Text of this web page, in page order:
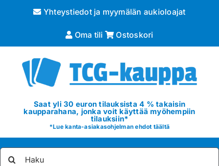
Yhteystiedot ja myymälän aukioloajat
Oma tili Ostoskori
Saat yli 30 euron tilauksista 4 % takaisin
kaupparahana, jonka voit käyttää myöhempiin
tilauksiin*
*Lue kanta-asiakasohjelman ehdot täältä